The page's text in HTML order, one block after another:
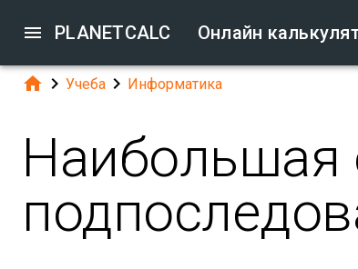
 PLANETCALC Онлайн
  Учеба  Информатика
Наибольшая